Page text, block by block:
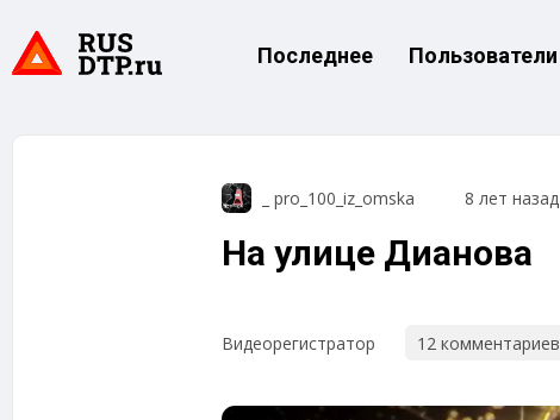
Последнее Пользователи
_ pro_100_iz_omska 8 лет назад
На улице Дианова
Видеорегистратор 12 комментариев